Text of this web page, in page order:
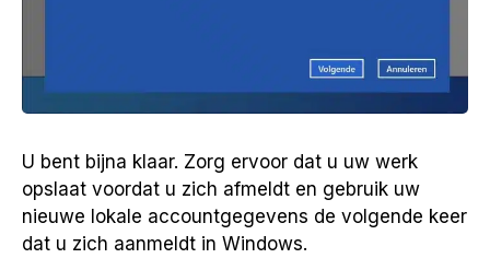
U bent bijna klaar. Zorg ervoor dat u uw werk
opslaat voordat u zich afmeldt en gebruik uw
nieuwe lokale accountgegevens de volgende keer
dat u zich aanmeldt in Windows.